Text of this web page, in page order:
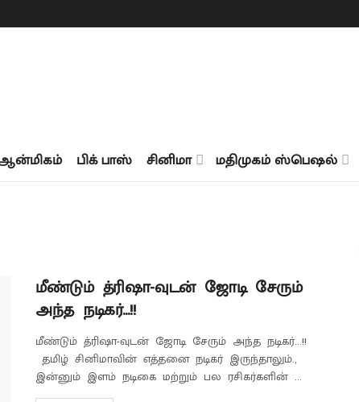
பிக் பாஸ் சினிமா மதிமுகம் ஸ்பெஷல்
மீண்டும் த்ரிஷா-வுடன் ஜோடி சேரும்
அந்த நடிகர்…!!
மீண்டும் த்ரிஷா-வுடன் ஜோடி சேரும் அந்த நடிகர்...!!
தமிழ் சினிமாவின் எத்தனை நடிகர் இருந்தாலும்.,
இன்னும் இளம் நடிகை மற்றும் பல ரசிகர்களின் ...